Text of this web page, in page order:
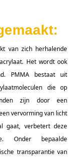
van zich herhalende
Het wordt ook
PMMA bestaat uit
die op
zijn door een
vervorming van licht
gaat, verbetert deze
Onder bepaalde
transparantie van